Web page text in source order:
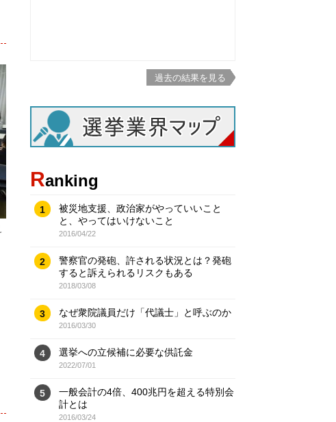
過去の結果を見る
Ranking
1
被災地支援、政治家がやっていいこと
と、やってはいけないこと
2016/04/22
2
警察官の発砲、許される状況とは？発砲
すると訴えられるリスクもある
2018/03/08
3 なぜ衆院議員だけ「代議士」と呼ぶのか
2016/03/30
4 選挙への立候補に必要な供託金
2022/07/01
5
一般会計の4倍、400兆円を超える特別会
計とは
2016/03/24